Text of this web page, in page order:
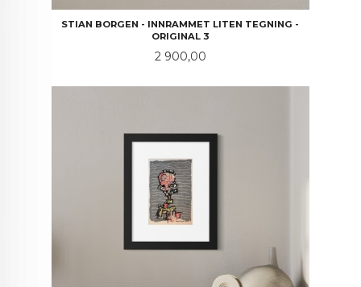
STIAN BORGEN - INNRAMMET LITEN TEGNING -
ORIGINAL 3
Pris
2 900,00